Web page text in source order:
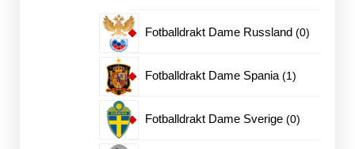
produkter
Fotballdrakt Dame Russland 00
Fotballdrakt Dame Spania 11
Fotballdrakt Dame Sverige 00